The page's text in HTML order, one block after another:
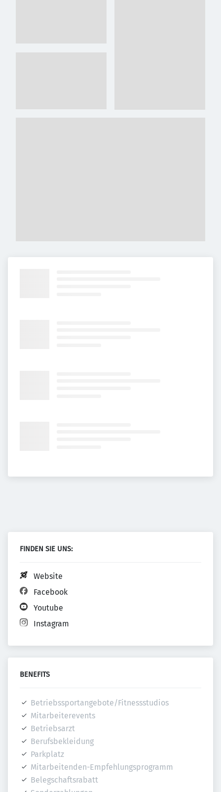
FINDEN SIE UNS:
Website
Facebook
Youtube
Instagram
BENEFITS
Betriebssportangebote/Fitnessstudios
Mitarbeiterevents
Betriebsarzt
Berufsbekleidung
Parkplatz
Mitarbeitenden-Empfehlungsprogramm
Belegschaftsrabatt